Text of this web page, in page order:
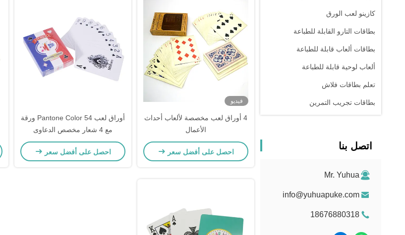
كازينو لعب الورق
بطاقات التارو القابلة للطباعة
بطاقات ألعاب قابلة للطباعة
ألعاب لوحية قابلة للطباعة
تعلم بطاقات فلاش
بطاقات تجريب التمرين
اتصل بنا
Mr. Yuhua
info@yuhuapuke.com
18676880318
فيديو
4 أوراق لعب مخصصة لألعاب أحداث
الأعمال
احصل على أفضل سعر
أوراق لعب Pantone Color 54 ورقة
مع 4 شعار مخصص الدعاوى
احصل على أفضل سعر